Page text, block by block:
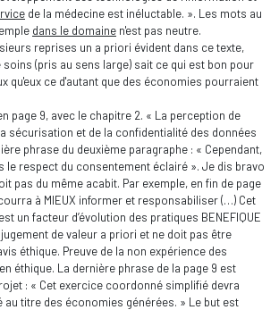
de la médecine est inéluctable. ». Les mots au
dans le domaine n'est pas neutre.
reprises un a priori évident dans ce texte,
soins (pris au sens large) sait ce qui est bon pour
qu'eux ce d'autant que des économies pourraient
page 9, avec le chapitre 2. « La perception de
la sécurisation et de la confidentialité des données
phrase du deuxième paragraphe : « Cependant,
le respect du consentement éclairé ». Je dis bravo
pas du même acabit. Par exemple, en fin de page
à MIEUX informer et responsabiliser (…) Cet
un facteur d’évolution des pratiques BENEFIQUE
jugement de valeur a priori et ne doit pas être
éthique. Preuve de la non expérience des
éthique. La dernière phrase de la page 9 est
: « Cet exercice coordonné simplifié devra
au titre des économies générées. » Le but est